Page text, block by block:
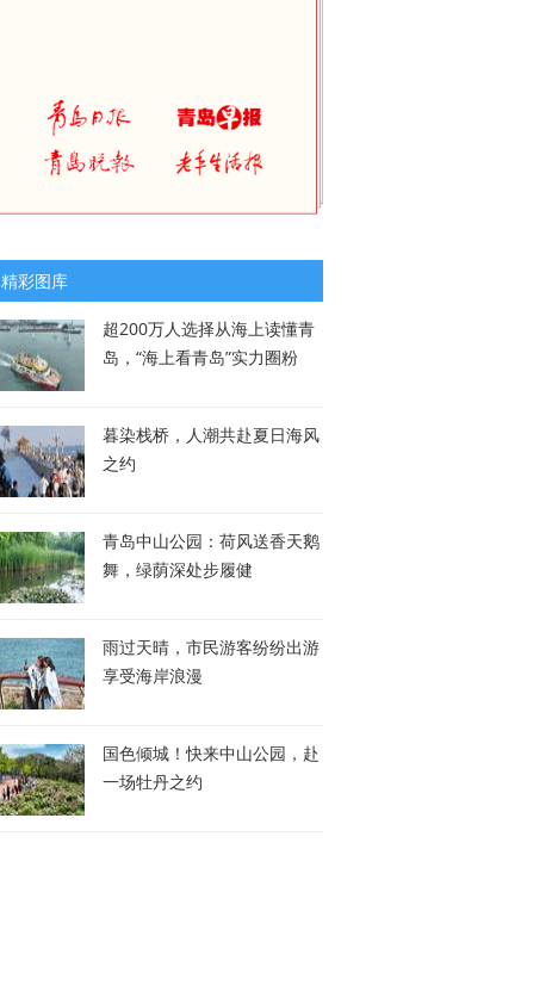
精彩图库
超200万人选择从海上读懂青
岛，“海上看青岛”实力圈粉
暮染栈桥，人潮共赴夏日海风
之约
青岛中山公园：荷风送香天鹅
舞，绿荫深处步履健
雨过天晴，市民游客纷纷出游
享受海岸浪漫
国色倾城！快来中山公园，赴
一场牡丹之约